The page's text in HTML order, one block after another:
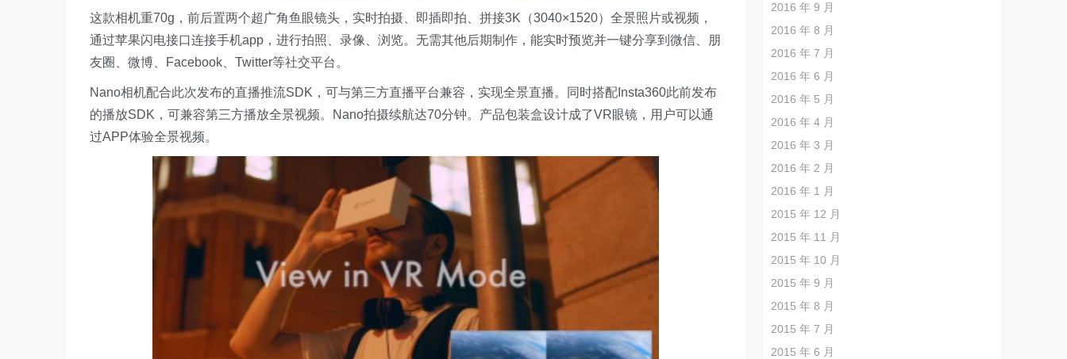
这款相机重70g，前后置两个超广角鱼眼镜头，实时拍摄、即插即拍、拼接3K（3040×1520）全景照片或视频，
通过苹果闪电接口连接手机app，进行拍照、录像、浏览。无需其他后期制作，能实时预览并一键分享到微信、朋
友圈、微博、Facebook、Twitter等社交平台。
Nano相机配合此次发布的直播推流SDK，可与第三方直播平台兼容，实现全景直播。同时搭配Insta360此前发布
的播放SDK，可兼容第三方播放全景视频。Nano拍摄续航达70分钟。产品包装盒设计成了VR眼镜，用户可以通
过APP体验全景视频。
2016 年 9 月
2016 年 8 月
2016 年 7 月
2016 年 6 月
2016 年 5 月
2016 年 4 月
2016 年 3 月
2016 年 2 月
2016 年 1 月
2015 年 12 月
2015 年 11 月
2015 年 10 月
2015 年 9 月
2015 年 8 月
2015 年 7 月
2015 年 6 月